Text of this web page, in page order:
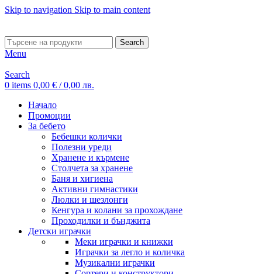
Skip to navigation Skip to main content
Search
Menu
Search
0 items 0,00 € / 0,00 лв.
Начало
Промоции
За бебето
Бебешки колички
Полезни уреди
Хранене и кърмене
Столчета за хранене
Баня и хигиена
Активни гимнастики
Люлки и шезлонги
Кенгура и колани за прохождане
Проходилки и бънджита
Детски играчки
Меки играчки и книжки
Играчки за легло и количка
Музикални играчки